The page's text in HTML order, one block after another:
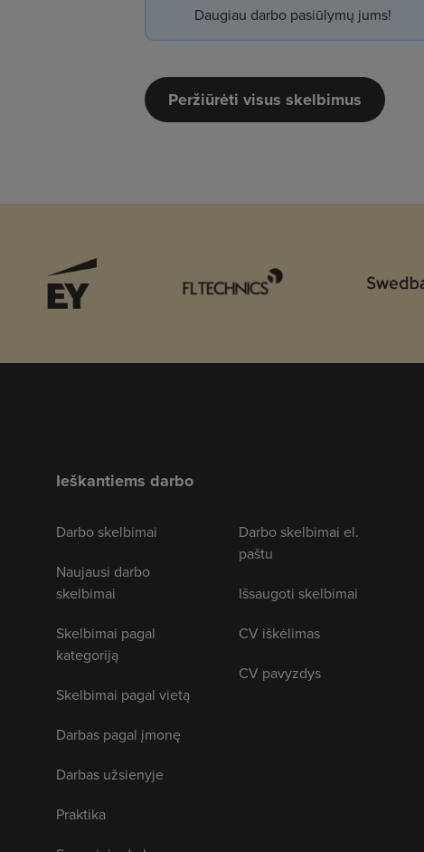
Daugiau darbo pasiūlymų jums!
Peržiūrėti visus skelbimus
Ieškantiems darbo
Darbo skelbimai
Naujausi darbo
skelbimai
Skelbimai pagal
kategoriją
Skelbimai pagal vietą
Darbas pagal įmonę
Darbas užsienyje
Praktika
Darbo skelbimai el.
paštu
Išsaugoti skelbimai
CV iškėlimas
CV pavyzdys